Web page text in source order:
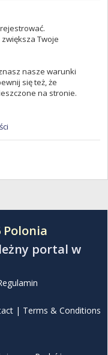
Twoje
nasze warunki
się też, że
na stronie.
Polonia
portal w
| Terms & Conditions